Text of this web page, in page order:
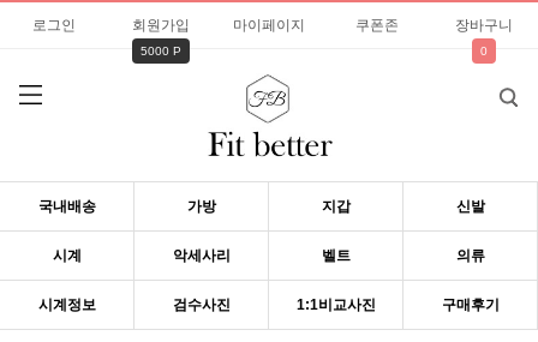
로그인 회원가입
5000 P
마이페이지 쿠폰존 장바구니
0
국내배송 가방 지갑 신발
시계 악세사리 벨트 의류
시계정보 검수사진 1:1비교사진 구매후기